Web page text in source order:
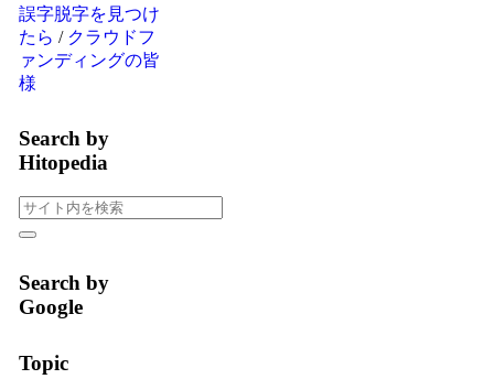
誤字脱字を見つけ
たら / クラウドフ
ァンディングの皆
様
Search by
Hitopedia
Search by
Google
Topic